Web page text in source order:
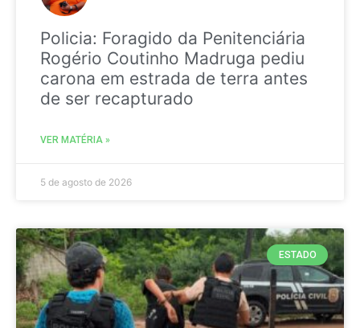
Policia: Foragido da Penitenciária
Rogério Coutinho Madruga pediu
carona em estrada de terra antes
de ser recapturado
VER MATÉRIA »
5 de agosto de 2026
ESTADO